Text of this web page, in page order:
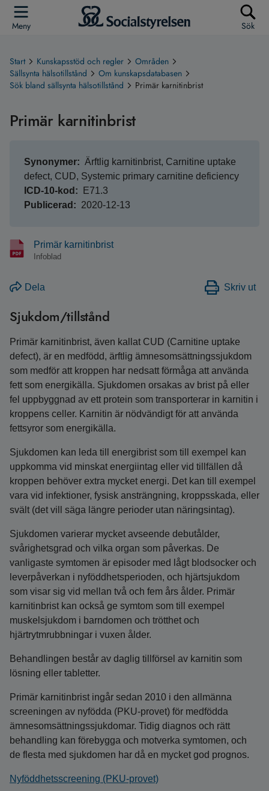
Meny Sök
Start Kunskapsstöd och regler
Områden
Sällsynta hälsotillstånd
Om kunskapsdatabasen
Sök bland sällsynta hälsotillstånd
Primär karnitinbrist
Primär karnitinbrist
Synonymer Ärftlig karnitinbrist, Carnitine uptake
defect, CUD, Systemic primary carnitine deficiency
ICD-10-kod
E71.3
Publicerad 2020-12-13
Primär karnitinbrist
Infoblad
Dela Skriv ut
Sjukdom/tillstånd
Primär karnitinbrist, även kallat CUD (Carnitine uptake
defect), är en medfödd, ärftlig ämnes­omsättnings­sjukdom
som medför att kroppen har nedsatt förmåga att använda
fett som energikälla. Sjukdomen orsakas av brist på eller
fel uppbyggnad av ett protein som transporterar in karnitin i
kroppens celler. Karnitin är nödvändigt för att använda
fettsyror som energikälla.
Sjukdomen kan leda till energibrist som till exempel kan
uppkomma vid minskat energiintag eller vid tillfällen då
kroppen behöver extra mycket energi. Det kan till exempel
vara vid infektioner, fysisk ansträngning, kroppsskada, eller
svält (det vill säga längre perioder utan näringsintag).
Sjukdomen varierar mycket avseende debutålder,
svårighetsgrad och vilka organ som påverkas. De
vanligaste symtomen är episoder med lågt blodsocker och
leverpåverkan i nyföddhetsperioden, och hjärt­sjukdom
som visar sig vid mellan två och fem års ålder. Primär
karnitinbrist kan också ge symtom som till exempel
muskelsjukdom i barndomen och trötthet och
hjärtrytmrubbningar i vuxen ålder.
Behandlingen består av daglig tillförsel av karnitin som
lösning eller tabletter.
Primär karnitinbrist ingår sedan 2010 i den allmänna
screeningen av nyfödda (PKU-provet) för medfödda
ämnes­omsättnings­sjukdomar. Tidig diagnos och rätt
behandling kan förebygga och motverka symtomen, och
de flesta med sjukdomen har då en mycket god prognos.
Nyföddhetsscreening (PKU‑provet)